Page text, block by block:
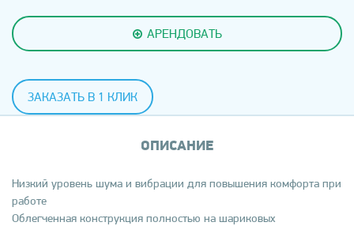
АРЕНДОВАТЬ
ЗАКАЗАТЬ В 1 КЛИК
ОПИСАНИЕ
Низкий уровень шума и вибрации для повышения комфорта при
работе
Облегченная конструкция полностью на шариковых